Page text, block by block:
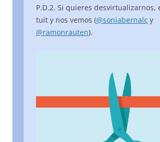
P.D.2. Si quieres desvirtualizarnos,
tuit y nos vemos (@soniabernalc y
@ramonrauten).